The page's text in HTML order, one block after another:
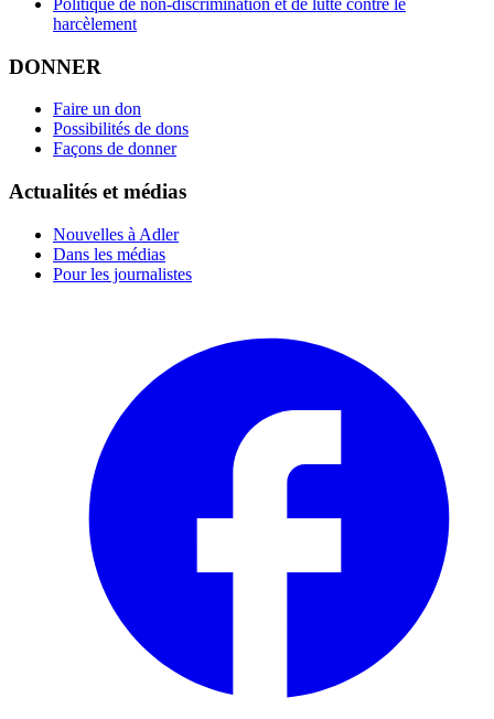
Politique de non-discrimination et de lutte contre le
harcèlement
DONNER
Faire un don
Possibilités de dons
Façons de donner
Actualités et médias
Nouvelles à Adler
Dans les médias
Pour les journalistes